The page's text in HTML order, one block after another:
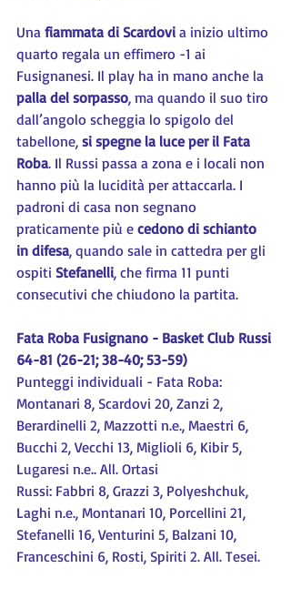
Una fiammata di Scardovi a inizio ultimo
quarto regala un effimero -1 ai
Fusignanesi. Il play ha in mano anche la
palla del sorpasso, ma quando il suo tiro
dall’angolo scheggia lo spigolo del
tabellone, si spegne la luce per il Fata
Roba. Il Russi passa a zona e i locali non
hanno più la lucidità per attaccarla. I
padroni di casa non segnano
praticamente più e cedono di schianto
in difesa, quando sale in cattedra per gli
ospiti Stefanelli, che firma 11 punti
consecutivi che chiudono la partita.
Fata Roba Fusignano - Basket Club Russi
64-81 (26-21; 38-40; 53-59)
Punteggi individuali - Fata Roba:
Montanari 8, Scardovi 20, Zanzi 2,
Berardinelli 2, Mazzotti n.e., Maestri 6,
Bucchi 2, Vecchi 13, Miglioli 6, Kibir 5,
Lugaresi n.e.. All. Ortasi
Russi: Fabbri 8, Grazzi 3, Polyeshchuk,
Laghi n.e., Montanari 10, Porcellini 21,
Stefanelli 16, Venturini 5, Balzani 10,
Franceschini 6, Rosti, Spiriti 2. All. Tesei.